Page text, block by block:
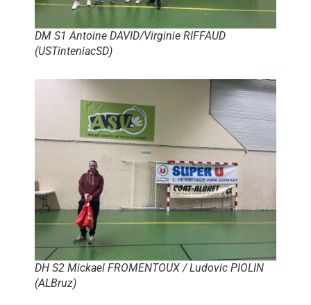
DM S1 Antoine DAVID/Virginie RIFFAUD
(USTinteniacSD)
DH S2 Mickael FROMENTOUX / Ludovic PIOLIN
(ALBruz)